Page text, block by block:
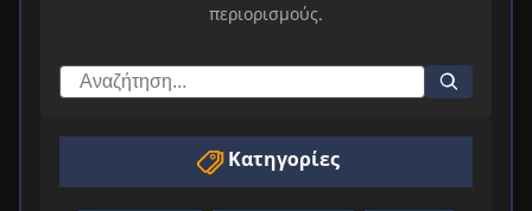
περιορισμούς.
Κατηγορίες